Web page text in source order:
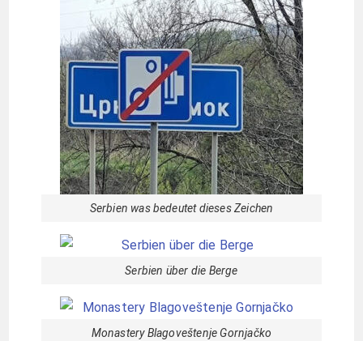
Serbien was bedeutet dieses Zeichen
Serbien über die Berge
Monastery Blagoveštenje Gornjačko